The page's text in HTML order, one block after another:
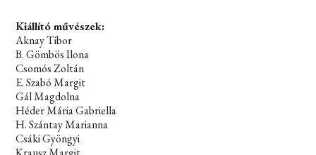
Kiállító művészek:
Aknay Tibor
B. Gömbös Ilona
Csomós Zoltán
E. Szabó Margit
Gál Magdolna
Héder Mária Gabriella
H. Szántay Marianna
Csáki Gyöngyi